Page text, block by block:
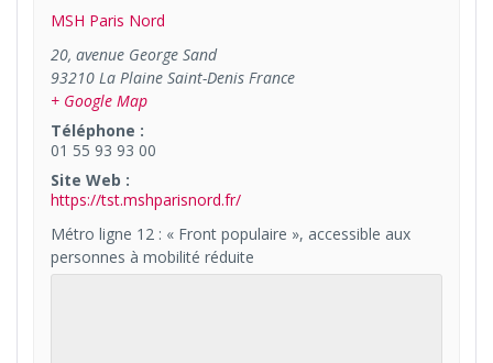
MSH Paris Nord
20, avenue George Sand
93210 La Plaine Saint-Denis France
+ Google Map
Téléphone :
01 55 93 93 00
Site Web :
https://tst.mshparisnord.fr/
Métro ligne 12 : « Front populaire », accessible aux
personnes à mobilité réduite